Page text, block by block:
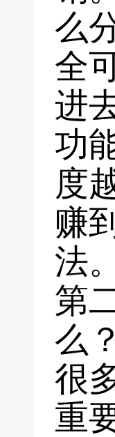
么
全
进
功
度
赚
法。
第
么
很
重